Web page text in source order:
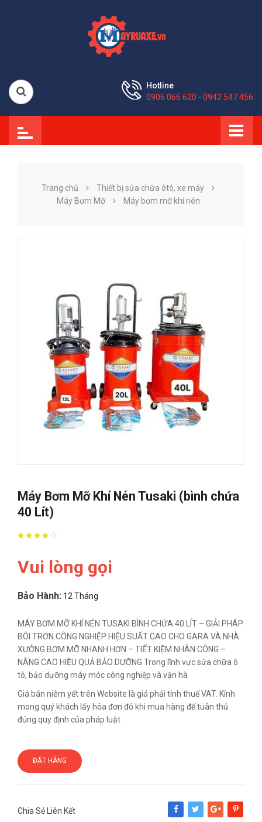
Hotline
0906 066 620 - 0942 547 456
Trang chủ
Thiết bị sửa chữa ôtô, xe máy
Máy Bơm Mỡ
Máy bơm mỡ khí nén
Máy Bơm Mỡ Khí Nén Tusaki (bình chứa
40 Lít)
Vui lòng gọi
Bảo Hành: 12 Tháng
MÁY BƠM MỠ KHÍ NÉN TUSAKI BÌNH CHỨA 40 LÍT – GIẢI PHÁP
BÔI TRƠN CÔNG NGHIỆP HIỆU SUẤT CAO CHO GARA VÀ NHÀ
XƯỞNG BƠM MỠ NHANH HƠN – TIẾT KIỆM NHÂN CÔNG –
NÂNG CAO HIỆU QUẢ BẢO DƯỠNG Trong lĩnh vực sửa chữa ô
tô, bảo dưỡng máy móc công nghiệp và vận hà
Giá bán niêm yết trên Website là giá phải tính thuế VAT. Kính
mong quý khách lấy hóa đơn đỏ khi mua hàng để tuân thủ
đúng quy định của pháp luật
ĐẶT HÀNG
Chia Sẻ Liên Kết
Share Tweet Google+Pinterest